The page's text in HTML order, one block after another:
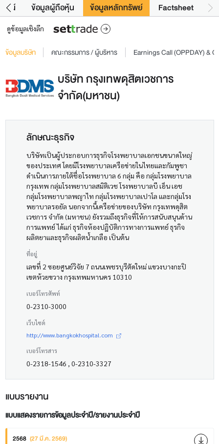
ยชน์ ข้อมูลผู้ถือหุ้น ข้อมูลหลักทรัพย์ Factsheet
ดูข้อมูลเชิงลึก
ข้อมูลบริษัท คณะกรรมการ / ผู้บริหาร Earnings Call (OPPDAY) &
บริษัท กรุงเทพดุสิตเวชการ
จำกัด(มหาชน)
ลักษณะธุรกิจ
บริษัทเป็นผู้ประกอบการธุรกิจโรงพยาบาลเอกชนขนาดใหญ่
ของประเทศ โดยมีโรงพยาบาลเครือข่ายในไทยและกัมพูชา
ดำเนินการภายใต้ชื่อโรงพยาบาล 6 กลุ่ม คือ กลุ่มโรงพยาบาล
กรุงเทพ กลุ่มโรงพยาบาลสมิติเวช โรงพยาบาลบี เอ็น เอช
กลุ่มโรงพยาบาลพญาไท กลุ่มโรงพยาบาลเปาโล และกลุ่มโรง
พยาบาลรอยัล นอกจากนี้เครือข่ายของบริษัท กรุงเทพดุสิต
เวชการ จำกัด (มหาชน) ยังรวมถึงธุรกิจที่ให้การสนับสนุนด้าน
การแพทย์ ได้แก่ ธุรกิจห้องปฏิบัติการทางการแพทย์ ธุรกิจ
ผลิตยาและธุรกิจผลิตน้ำเกลือ เป็นต้น
ที่อยู่
เลขที่ 2 ซอยศูนย์วิจัย 7 ถนนเพชรบุรีตัดใหม่ แขวงบางกะปิ
เขตห้วยขวาง กรุงเทพมหานคร 10310
เบอร์โทรศัพท์
0-2310-3000
เว็บไซต์
http://www.bangkokhospital.com
เบอร์โทรสาร
0-2318-1546 , 0-2310-3327
แบบรายงาน
แบบแสดงรายการข้อมูลประจำปี/รายงานประจำปี
2568 (27 มี.ค. 2569)